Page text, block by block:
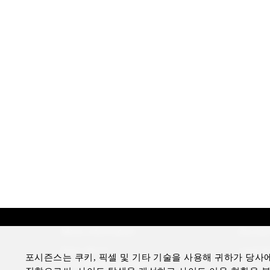
Four Seasons Magazine
Privacy
포시즌스는 쿠키, 픽셀 및 기타 기술을 사용해 귀하가 당